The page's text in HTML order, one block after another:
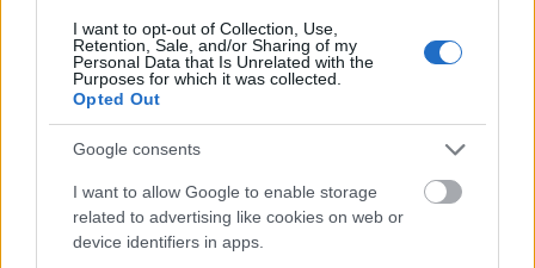
I want to opt-out of Collection, Use,
Retention, Sale, and/or Sharing of my
Personal Data that Is Unrelated with the
Purposes for which it was collected.
Opted Out
Google consents
I want to allow Google to enable storage
related to advertising like cookies on web or
device identifiers in apps.